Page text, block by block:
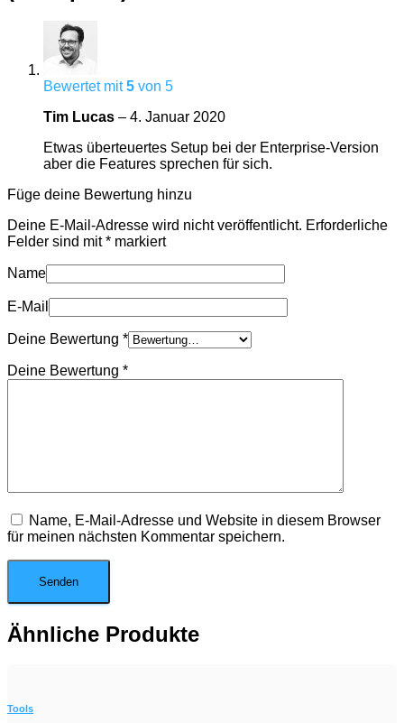
Bewertet mit5 von 5
Tim Lucas – 4. Januar 2020
Etwas überteuertes Setup bei der Enterprise-Version
aber die Features sprechen für sich.
Füge deine Bewertung hinzu
Deine E-Mail-Adresse wird nicht veröffentlicht. Erforderliche
Felder sind mit* markiert
Name
E-Mail
Deine Bewertung *
Deine Bewertung *
Name, E-Mail-Adresse und Website in diesem Browser
für meinen nächsten Kommentar speichern.
Ähnliche Produkte
Tools